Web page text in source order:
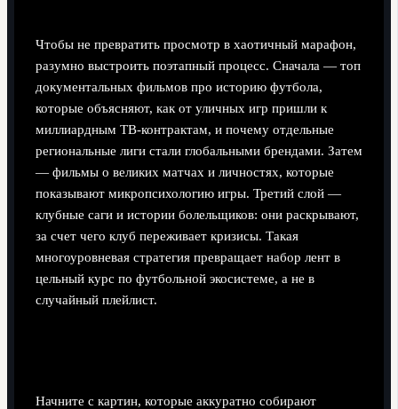
Чтобы не превратить просмотр в хаотичный марафон,
разумно выстроить поэтапный процесс. Сначала — топ
документальных фильмов про историю футбола,
которые объясняют, как от уличных игр пришли к
миллиардным ТВ‑контрактам, и почему отдельные
региональные лиги стали глобальными брендами. Затем
— фильмы о великих матчах и личностях, которые
показывают микропсихологию игры. Третий слой —
клубные саги и истории болельщиков: они раскрывают,
за счет чего клуб переживает кризисы. Такая
многоуровневая стратегия превращает набор лент в
цельный курс по футбольной экосистеме, а не в
случайный плейлист.
Начните с картин, которые аккуратно собирают